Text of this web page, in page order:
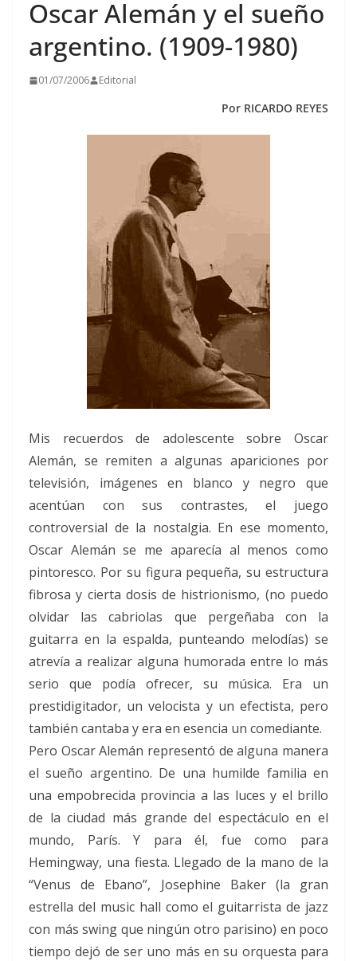
Oscar Alemán y el sueño
argentino. (1909-1980)
01/07/2006 Editorial
Por RICARDO REYES
Mis recuerdos de adolescente sobre Oscar
Alemán, se remiten a algunas apariciones por
televisión, imágenes en blanco y negro que
acentúan con sus contrastes, el juego
controversial de la nostalgia. En ese momento,
Oscar Alemán se me aparecía al menos como
pintoresco. Por su figura pequeña, su estructura
fibrosa y cierta dosis de histrionismo, (no puedo
olvidar las cabriolas que pergeñaba con la
guitarra en la espalda, punteando melodías) se
atrevía a realizar alguna humorada entre lo más
serio que podía ofrecer, su música. Era un
prestidigitador, un velocista y un efectista, pero
también cantaba y era en esencia un comediante.
Pero Oscar Alemán representó de alguna manera
el sueño argentino. De una humilde familia en
una empobrecida provincia a las luces y el brillo
de la ciudad más grande del espectáculo en el
mundo, París. Y para él, fue como para
Hemingway, una fiesta. Llegado de la mano de la
“Venus de Ebano”, Josephine Baker (la gran
estrella del music hall como el guitarrista de jazz
con más swing que ningún otro parisino) en poco
tiempo dejó de ser uno más en su orquesta para